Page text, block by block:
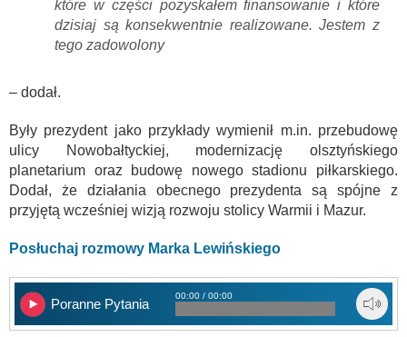
które w części pozyskałem finansowanie i które
dzisiaj są konsekwentnie realizowane. Jestem z
tego zadowolony
– dodał.
Były prezydent jako przykłady wymienił m.in. przebudowę
ulicy Nowobałtyckiej, modernizację olsztyńskiego
planetarium oraz budowę nowego stadionu piłkarskiego.
Dodał, że działania obecnego prezydenta są spójne z
przyjętą wcześniej wizją rozwoju stolicy Warmii i Mazur.
Posłuchaj rozmowy Marka Lewińskiego
Poranne Pytania
00:00 / 00:00